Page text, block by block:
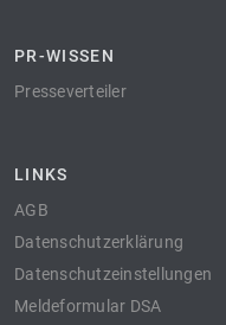
PR-WISSEN
Presseverteiler
LINKS
AGB
Datenschutzerklärung
Datenschutzeinstellungen
Meldeformular DSA